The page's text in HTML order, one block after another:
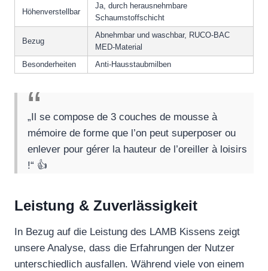
Höhenverstellbar
Ja, durch herausnehmbare
Schaumstoffschicht
Bezug
Abnehmbar und waschbar, RUCO-BAC
MED-Material
Besonderheiten
Anti-Hausstaubmilben
„Il se compose de 3 couches de mousse à
mémoire de forme que l’on peut superposer ou
enlever pour gérer la hauteur de l’oreiller à loisirs
!“ 👍
Leistung & Zuverlässigkeit
In Bezug auf die Leistung des LAMB Kissens zeigt
unsere Analyse, dass die Erfahrungen der Nutzer
unterschiedlich ausfallen. Während viele von einem